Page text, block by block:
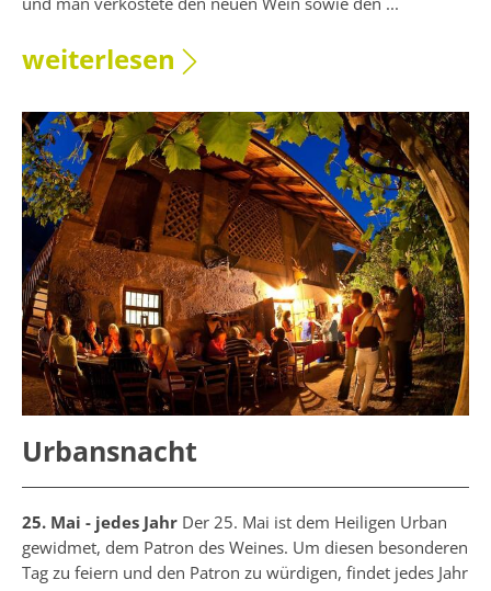
weiterlesen
Urbansnacht
25. Mai - jedes Jahr Der 25. Mai ist dem Heiligen Urban
gewidmet, dem Patron des Weines. Um diesen besonderen
Tag zu feiern und den Patron zu würdigen, findet jedes Jahr